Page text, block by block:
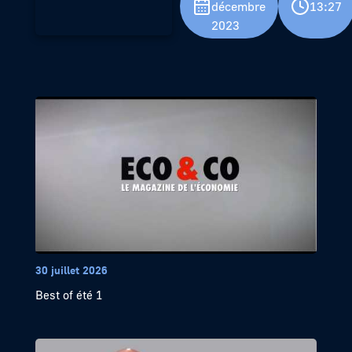
décembre
2023
13:27
30 juillet 2026
Best of été 1